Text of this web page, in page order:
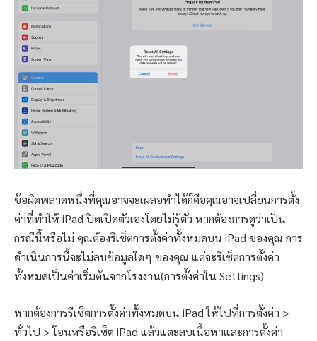
ข้อผิดพลาดหนึ่งที่คุณอาจจะเผลอทำได้ก็คือคุณอาจเปลี่ยนการตั้ง
ค่าที่ทำให้ iPad ปิดเปิดตัวเองโดยไม่รู้ตัว หากต้องการดูว่าเป็น
กรณีนี้หรือไม่ คุณต้องรีเซ็ตการตั้งค่าทั้งหมดบน iPad ของคุณ การ
ดำเนินการนี้จะไม่ลบข้อมูลใดๆ ของคุณ แต่จะรีเซ็ตการตั้งค่า
ทั้งหมดเป็นค่าเริ่มต้นจากโรงงาน(การตั้งค่าใน Settings)
หากต้องการรีเซ็ตการตั้งค่าทั้งหมดบน iPad ให้ไปที่การตั้งค่า >
ทั่วไป > โอนหรือรีเซ็ต iPad แล้วแตะลบเนื้อหาและการตั้งค่า